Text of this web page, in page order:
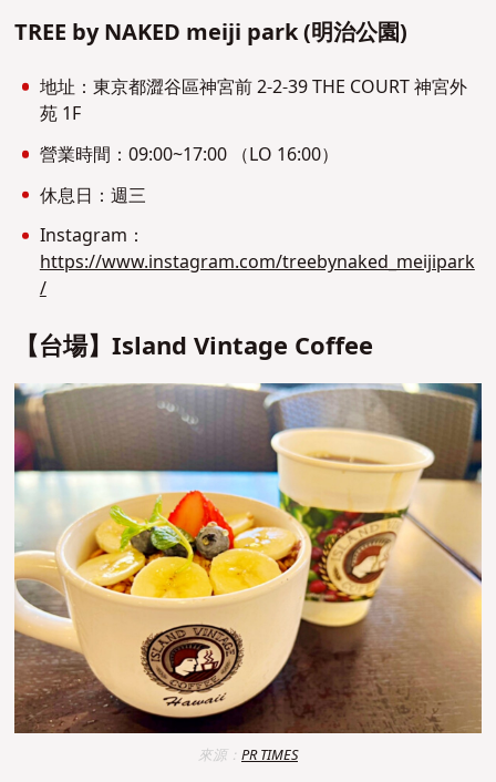
TREE by NAKED meiji park (明治公園)
地址：東京都澀谷區神宮前 2-2-39 THE COURT 神宮外
苑 1F
營業時間：09:00~17:00 （LO 16:00）
休息日：週三
Instagram：
https://www.instagram.com/treebynaked_meijipark
/
【台場】Island Vintage Coffee
來源： PR TIMES